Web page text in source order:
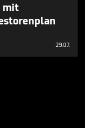
mit
29.07.